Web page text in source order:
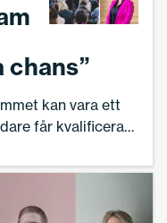
chans”
kan vara ett
får kvalificerad
till
poängterar